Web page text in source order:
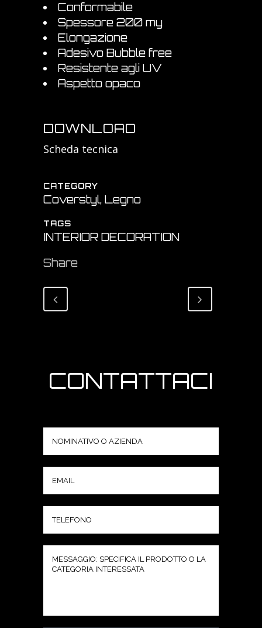
Conformabile
Spessore 200 my
Elongazione
Adesivo Bubble free
Resistente agli UV
Aspetto opaco
DOWNLOAD
Scheda tecnica
CATEGORY
Coverstyl, Legno
TAGS
INTERIOR DECORATION
Share
CONTATTACI